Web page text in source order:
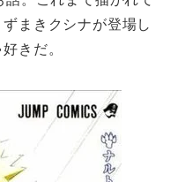
まきクシナが登場し
きだ。